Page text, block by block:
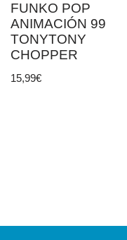
FUNKO POP
ANIMACIÓN 99
TONYTONY
CHOPPER
15,99€